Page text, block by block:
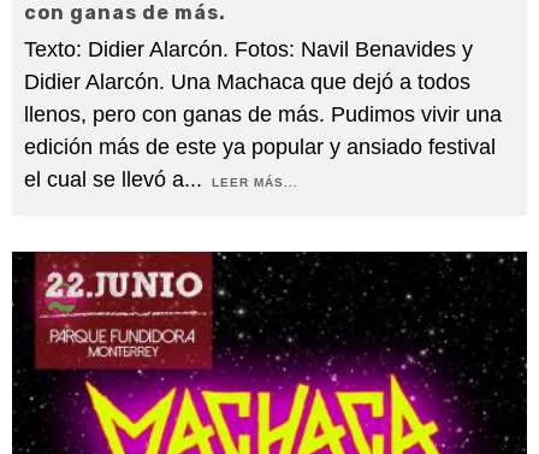
con ganas de más.
Texto: Didier Alarcón. Fotos: Navil Benavides y
Didier Alarcón. Una Machaca que dejó a todos
llenos, pero con ganas de más. Pudimos vivir una
edición más de este ya popular y ansiado festival
el cual se llevó a... LEER MÁS...